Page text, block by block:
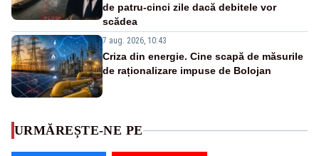
de patru-cinci zile dacă debitele vor
scădea
7 aug. 2026, 10:43
Criza din energie. Cine scapă de măsurile
de raționalizare impuse de Bolojan
URMĂREȘTE-NE PE